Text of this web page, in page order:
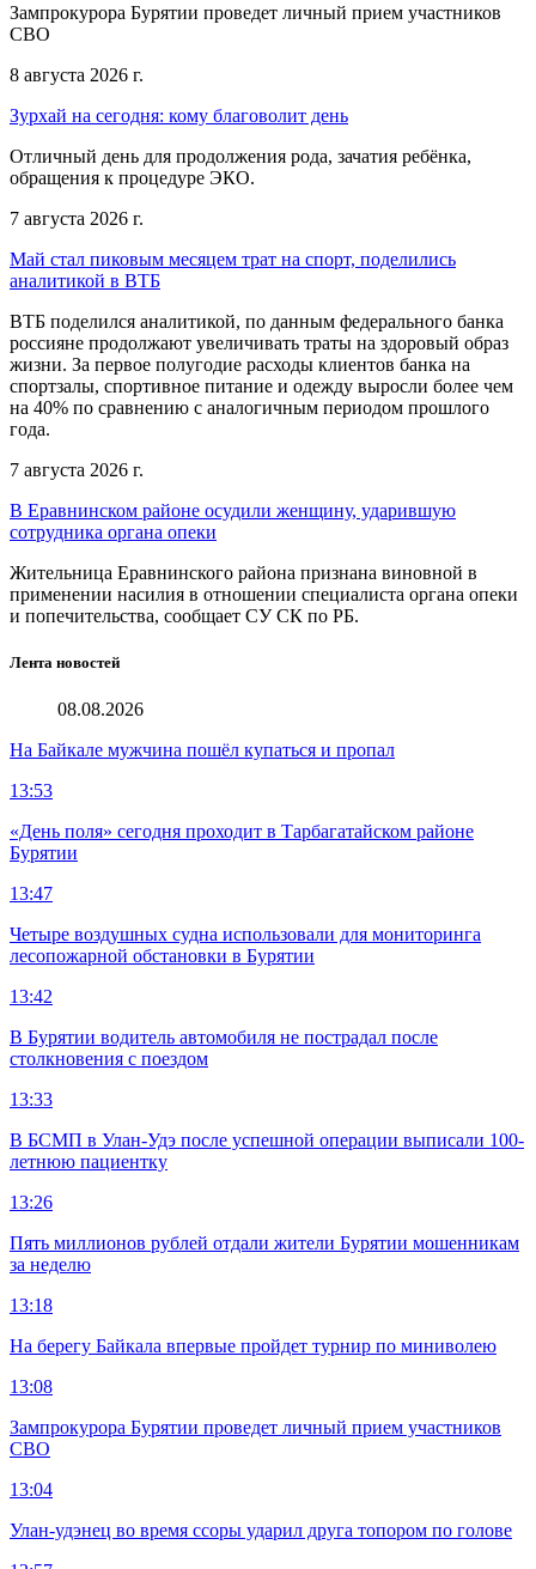
Зампрокурора Бурятии проведет личный прием участников
СВО
8 августа 2026 г.
Зурхай на сегодня: кому благоволит день
Отличный день для продолжения рода, зачатия ребёнка,
обращения к процедуре ЭКО.
7 августа 2026 г.
Май стал пиковым месяцем трат на спорт, поделились
аналитикой в ВТБ
ВТБ поделился аналитикой, по данным федерального банка
россияне продолжают увеличивать траты на здоровый образ
жизни. За первое полугодие расходы клиентов банка на
спортзалы, спортивное питание и одежду выросли более чем
на 40% по сравнению с аналогичным периодом прошлого
года.
7 августа 2026 г.
В Еравнинском районе осудили женщину, ударившую
сотрудника органа опеки
Жительница Еравнинского района признана виновной в
применении насилия в отношении специалиста органа опеки
и попечительства, сообщает СУ СК по РБ.
Лента новостей
08.08.2026
На Байкале мужчина пошёл купаться и пропал
13:53
«День поля» сегодня проходит в Тарбагатайском районе
Бурятии
13:47
Четыре воздушных судна использовали для мониторинга
лесопожарной обстановки в Бурятии
13:42
В Бурятии водитель автомобиля не пострадал после
столкновения с поездом
13:33
В БСМП в Улан-Удэ после успешной операции выписали 100-
летнюю пациентку
13:26
Пять миллионов рублей отдали жители Бурятии мошенникам
за неделю
13:18
На берегу Байкала впервые пройдет турнир по миниволею
13:08
Зампрокурора Бурятии проведет личный прием участников
СВО
13:04
Улан-удэнец во время ссоры ударил друга топором по голове